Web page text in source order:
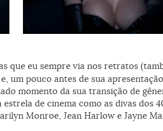
que eu sempre via nos retratos
um pouco antes de sua
momento da sua transição de
de cinema como as divas dos
Monroe, Jean Harlow e Jayne